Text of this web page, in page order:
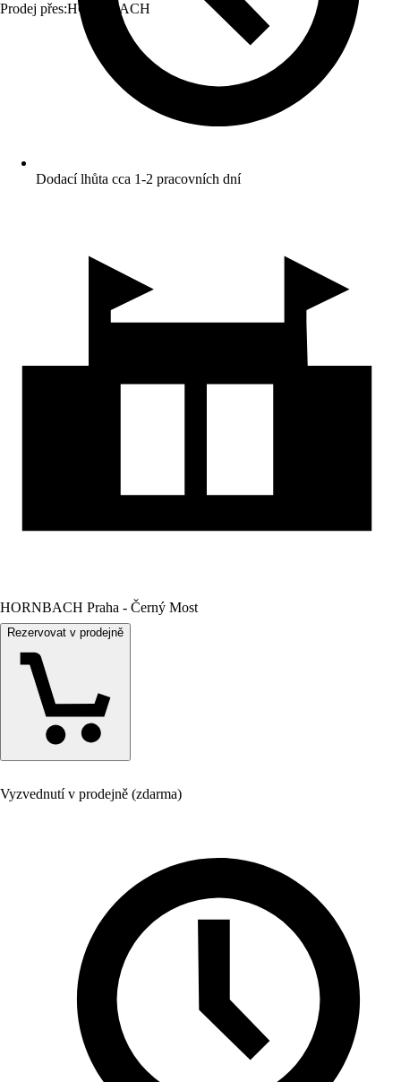
Prodej přes:HORNBACH
Dodací lhůta cca 1-2 pracovních dní
HORNBACH Praha - Černý Most
Rezervovat v prodejně
Vyzvednutí v prodejně (zdarma)